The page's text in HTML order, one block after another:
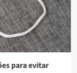
para evitar